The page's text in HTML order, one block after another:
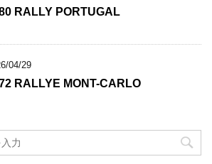
RALLY PORTUGAL
04/29
RALLYE MONT-CARLO